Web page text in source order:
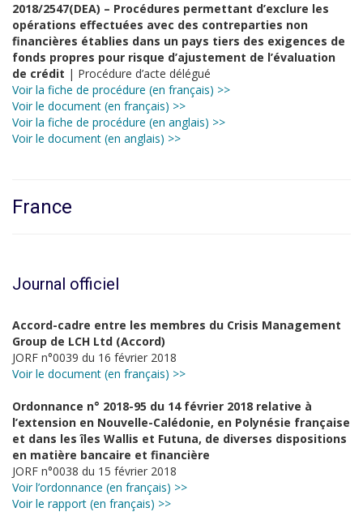
2018/2547(DEA) – Procédures permettant d’exclure les
opérations effectuées avec des contreparties non
financières établies dans un pays tiers des exigences de
fonds propres pour risque d’ajustement de l’évaluation
de crédit | Procédure d’acte délégué
Voir la fiche de procédure (en français) >>
Voir le document (en français) >>
Voir la fiche de procédure (en anglais) >>
Voir le document (en anglais) >>
France
Journal officiel
Accord-cadre entre les membres du Crisis Management
Group de LCH Ltd (Accord)
JORF n°0039 du 16 février 2018
Voir le document (en français) >>
Ordonnance n° 2018-95 du 14 février 2018 relative à
l’extension en Nouvelle-Calédonie, en Polynésie française
et dans les îles Wallis et Futuna, de diverses dispositions
en matière bancaire et financière
JORF n°0038 du 15 février 2018
Voir l’ordonnance (en français) >>
Voir le rapport (en français) >>